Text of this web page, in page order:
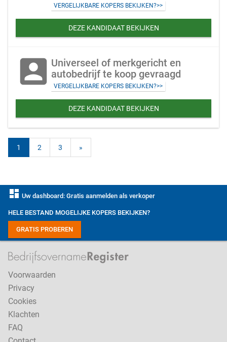
VERGELIJKBARE KOPERS BEKIJKEN?>>
DEZE KANDIDAAT BEKIJKEN
account_box Universeel of merkgericht en
autobedrijf te koop gevraagd
VERGELIJKBARE KOPERS BEKIJKEN?>>
DEZE KANDIDAAT BEKIJKEN
1 2 3 »
dashboard Uw dashboard: Gratis aanmelden als verkoper
HELE BESTAND MOGELIJKE KOPERS BEKIJKEN?
GRATIS PROBEREN
Voorwaarden
Privacy
Cookies
Klachten
FAQ